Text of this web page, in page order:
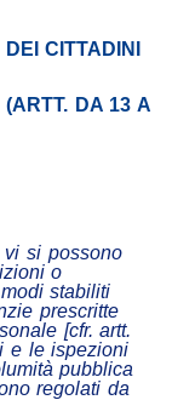
CITTADINI
DA 13 A
si possono
o
stabiliti
prescritte
[cfr. artt.
e le ispezioni
pubblica
regolati da